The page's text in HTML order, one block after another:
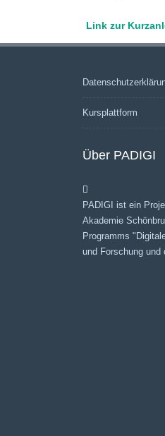
Link zur
Kursplattform
Über PADIGI
PADIGI ist ein
Akademie
Programms
und Forschung und